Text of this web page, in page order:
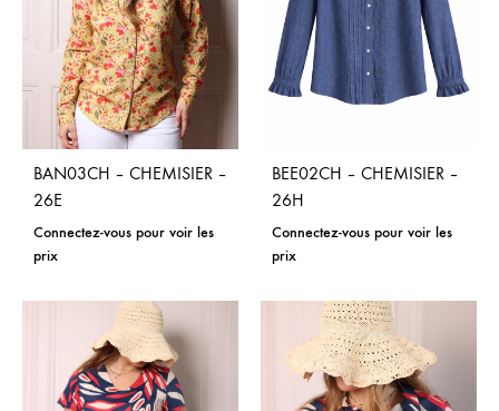
BAN03CH – CHEMISIER –
26E
Connectez-vous pour voir les
prix
BEE02CH – CHEMISIER –
26H
Connectez-vous pour voir les
prix